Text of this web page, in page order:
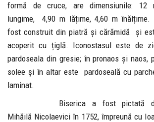
formă de cruce, are dimensiunile: 12
lungime, 4,90 m lățime, 4,60 m înălțime.
fost construit din piatră și cărămidă și
acoperit cu țiglă. Iconostasul este de
pardoseala din gresie; în pronaos și naos,
solee și în altar este pardoseală cu
laminat.
Biserica a fost pictată
Mihăilă Nicolaevici în 1752, împreună cu